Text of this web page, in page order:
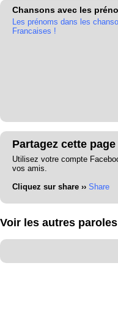
Chansons avec les
Les prénoms dans les
Francaises !
Partagez cette
Utilisez votre compte
vos amis.
Cliquez sur share ›› Share
Voir les autres